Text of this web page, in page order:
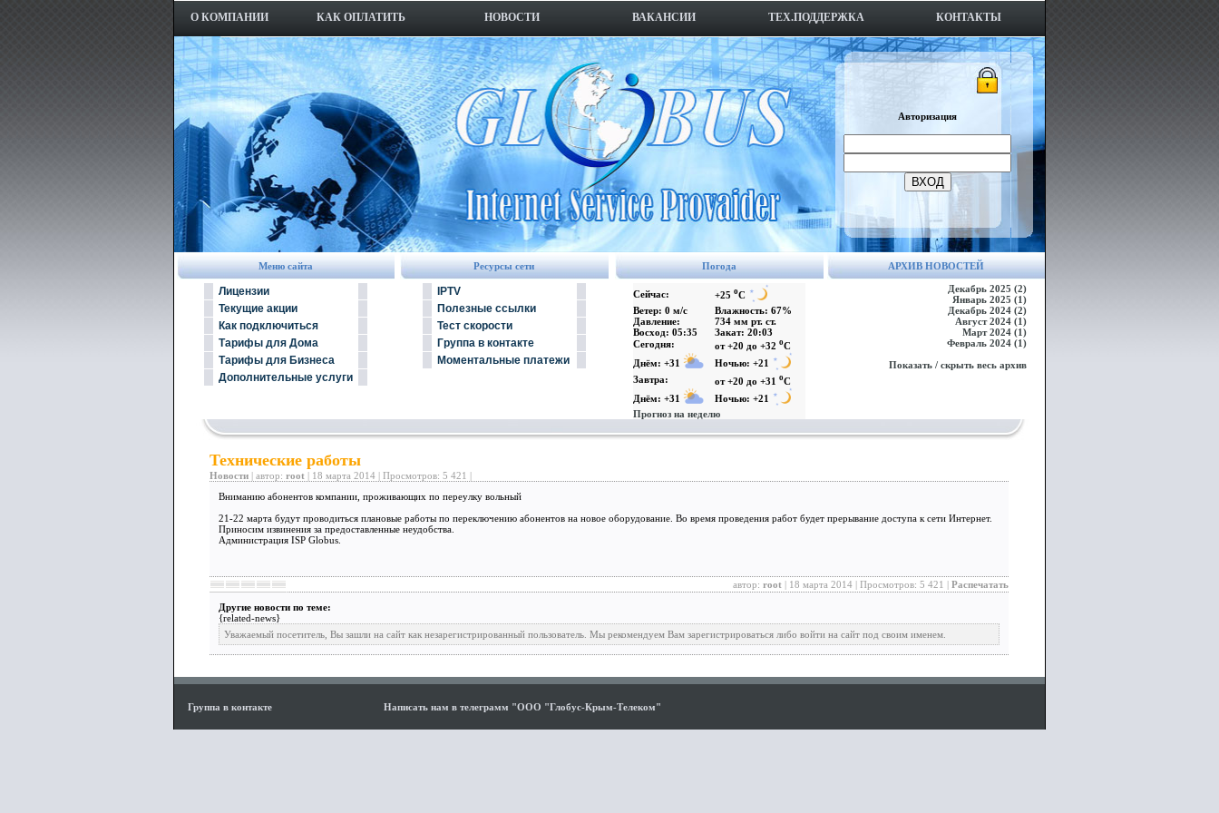
О КОМПАНИИ КАК ОПЛАТИТЬ НОВОСТИ ВАКАНСИИ ТЕХ.ПОДДЕРЖКА КОНТАКТЫ
Авторизация
ВХОД
Меню сайта
Лицензии
Текущие акции
Как подключиться
Тарифы для Дома
Тарифы для Бизнеса
Дополнительные услуги
Ресурсы сети
IPTV
Полезные ссылки
Тест скорости
Группа в контакте
Моментальные платежи
Погода
Сейчас: +25 oC
Ветер: 0 м/с
Влажность: 67%
Давление:
734 мм рт. ст.
Восход: 05:35
Закат: 20:03
Сегодня:
от +20 до +32 oC
Днём: +31
Ночью: +21
Завтра:
от +20 до +31 oC
Днём: +31
Ночью: +21
Прогноз на неделю
АРХИВ НОВОСТЕЙ
Декабрь 2025 (2)
Январь 2025 (1)
Декабрь 2024 (2)
Август 2024 (1)
Март 2024 (1)
Февраль 2024 (1)
Показать / скрыть весь архив
Технические работы
Новости | автор: root | 18 марта 2014 | Просмотров: 5 421 |
Вниманию абонентов компании, проживающих по переулку вольный
21-22 марта будут проводиться плановые работы по переключению абонентов на новое оборудование. Во время проведения работ будет прерывание доступа к сети Интернет.
Приносим извинения за предоставленные неудобства.
Администрация ISP Globus.
автор: root | 18 марта 2014 | Просмотров: 5 421 | Распечатать
Другие новости по теме:
{related-news}
Уважаемый посетитель, Вы зашли на сайт как незарегистрированный пользователь. Мы рекомендуем Вам зарегистрироваться либо войти на сайт под своим именем.
Группа в контакте Написать нам в телеграмм "ООО "Глобус-Крым-Телеком"